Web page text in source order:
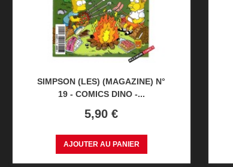
SIMPSON (LES) (MAGAZINE) N°
19 - COMICS DINO -...
Prix
5,90 €
AJOUTER AU PANIER